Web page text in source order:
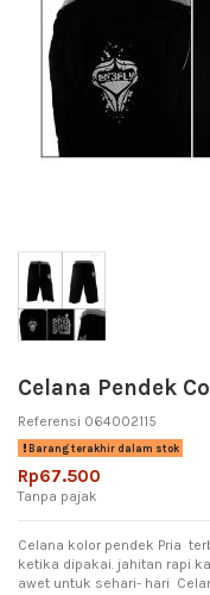
Celana Pendek
Referensi 064002115
Barang terakhir dalam stok
Rp67.500
Tanpa pajak
Celana kolor pendek Pria
ketika dipakai. jahitan rapi
awet untuk sehari- hari